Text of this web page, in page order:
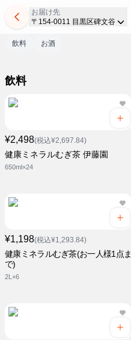
お届け先
〒154-0011 目黒区碑文谷
飲料 お酒
飲料
¥2,498(税込¥2,697.84)
健康ミネラルむぎ茶 伊藤園
650ml×24
¥1,198(税込¥1,293.84)
健康ミネラルむぎ茶(お一人様1点ま
で)
2L×6